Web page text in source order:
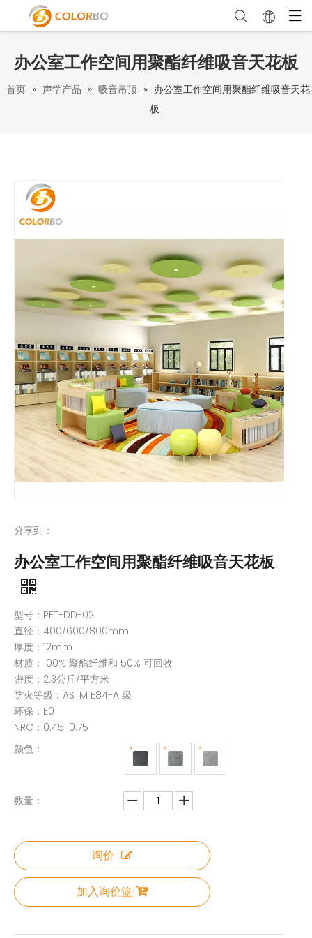
办公室工作空间用聚酯纤维吸音天花板
首页 » 声学产品 » 吸音吊顶 » 办公室工作空间用聚酯纤维吸音天花
板
分享到：
办公室工作空间用聚酯纤维吸音天花板
型号：PET-DD-02
直径：400/600/800mm
厚度：12mm
材质：100% 聚酯纤维和 50% 可回收
密度：2.3公斤/平方米
防火等级：ASTM E84-A 级
环保：E0
NRC：0.45-0.75
颜色：
数量：
询价
加入询价篮